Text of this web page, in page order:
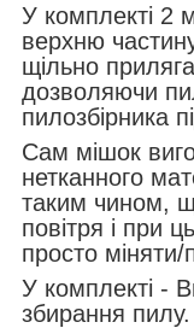
У комплекті 2
верхню
щільно
дозволяючи
пилозбірника
Сам мішок
нетканного
таким чином,
повітря і при
просто міняти/
У комплекті -
збирання пилу.